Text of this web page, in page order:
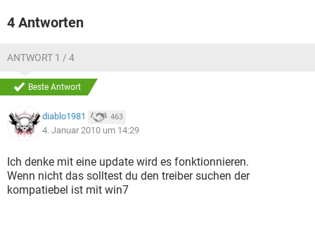
4 Antworten
ANTWORT 1 / 4
Beste Antwort
diablo1981 463
4. Januar 2010 um 14:29
Ich denke mit eine update wird es fonktionnieren.
Wenn nicht das solltest du den treiber suchen der
kompatiebel ist mit win7